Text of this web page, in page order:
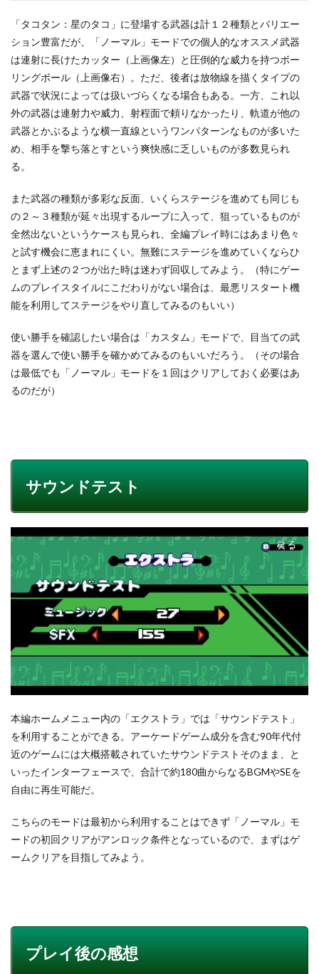
「タコタン：星のタコ」に登場する武器は計１２種類とバリエー
ション豊富だが、「ノーマル」モードでの個人的なオススメ武器
は連射に長けたカッター（上画像左）と圧倒的な威力を持つボー
リングボール（上画像右）。ただ、後者は放物線を描くタイプの
武器で状況によっては扱いづらくなる場合もある。一方、これ以
外の武器は連射力や威力、射程面で頼りなかったり、軌道が他の
武器とかぶるような横一直線というワンパターンなものが多いた
め、相手を撃ち落とすという爽快感に乏しいものが多数見られ
る。
また武器の種類が多彩な反面、いくらステージを進めても同じも
の２～３種類が延々出現するループに入って、狙っているものが
全然出ないというケースも見られ、全編プレイ時にはあまり色々
と試す機会に恵まれにくい。無難にステージを進めていくならひ
とまず上述の２つが出た時は迷わず回収してみよう。（特にゲー
ムのプレイスタイルにこだわりがない場合は、最悪リスタート機
能を利用してステージをやり直してみるのもいい）
使い勝手を確認したい場合は「カスタム」モードで、目当ての武
器を選んで使い勝手を確かめてみるのもいいだろう。（その場合
は最低でも「ノーマル」モードを１回はクリアしておく必要はあ
るのだが）
サウンドテスト
本編ホームメニュー内の「エクストラ」では「サウンドテスト」
を利用することができる。アーケードゲーム成分を含む90年代付
近のゲームには大概搭載されていたサウンドテストそのまま、と
いったインターフェースで、合計で約180曲からなるBGMやSEを
自由に再生可能だ。
こちらのモードは最初から利用することはできず「ノーマル」モ
ードの初回クリアがアンロック条件となっているので、まずはゲ
ームクリアを目指してみよう。
プレイ後の感想